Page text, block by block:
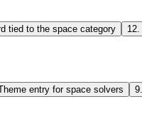
tied to the space category 12.
entry for space solvers 9